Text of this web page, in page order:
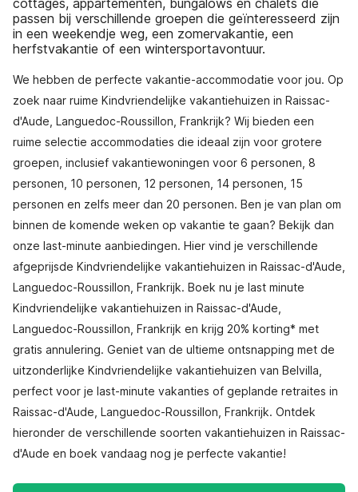
cottages, appartementen, bungalows en chalets die
passen bij verschillende groepen die geïnteresseerd zijn
in een weekendje weg, een zomervakantie, een
herfstvakantie of een wintersportavontuur.
We hebben de perfecte vakantie-accommodatie voor jou. Op
zoek naar ruime Kindvriendelijke vakantiehuizen in Raissac-
d'Aude, Languedoc-Roussillon, Frankrijk? Wij bieden een
ruime selectie accommodaties die ideaal zijn voor grotere
groepen, inclusief vakantiewoningen voor 6 personen, 8
personen, 10 personen, 12 personen, 14 personen, 15
personen en zelfs meer dan 20 personen. Ben je van plan om
binnen de komende weken op vakantie te gaan? Bekijk dan
onze last-minute aanbiedingen. Hier vind je verschillende
afgeprijsde Kindvriendelijke vakantiehuizen in Raissac-d'Aude,
Languedoc-Roussillon, Frankrijk. Boek nu je last minute
Kindvriendelijke vakantiehuizen in Raissac-d'Aude,
Languedoc-Roussillon, Frankrijk en krijg 20% korting* met
gratis annulering. Geniet van de ultieme ontsnapping met de
uitzonderlijke Kindvriendelijke vakantiehuizen van Belvilla,
perfect voor je last-minute vakanties of geplande retraites in
Raissac-d'Aude, Languedoc-Roussillon, Frankrijk. Ontdek
hieronder de verschillende soorten vakantiehuizen in Raissac-
d'Aude en boek vandaag nog je perfecte vakantie!